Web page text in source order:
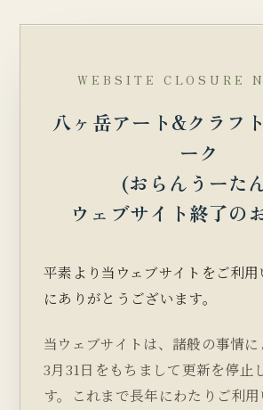
WEBSITE CLOSURE
八ヶ岳アート&クラフ
ーク
(おらんうーた
ウェブサイト終了の
平素より当ウェブサイトをご利
にありがとうございます。
当ウェブサイトは、諸般の事情
3月31日をもちまして更新を停止
す。これまで長年にわたりご利